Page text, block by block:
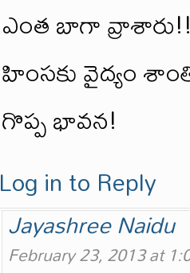
ఎంత బాగా
హింసకు వైద్యం
గొప్ప భావన!
Log in to Reply
Jayashree Naidu
February 23, 2013 at